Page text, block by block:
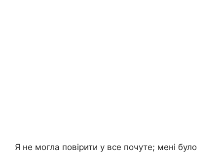
Я не могла повірити у все почуте; мені було